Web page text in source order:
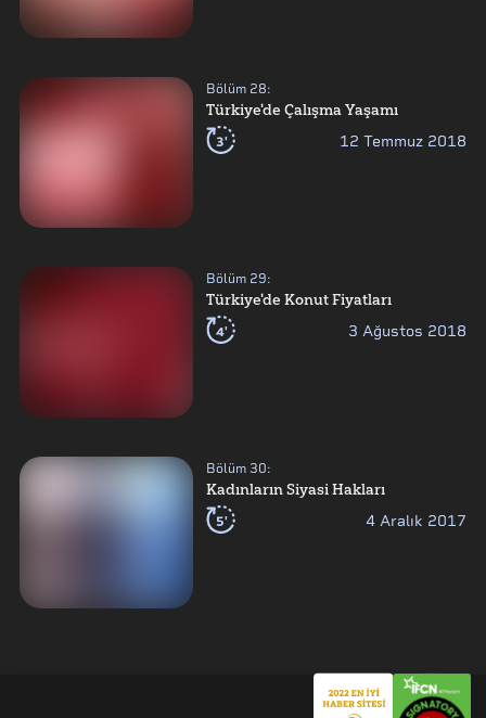
Bölüm 28:
Türkiye'de Çalışma Yaşamı
3' 12 Temmuz 2018
Bölüm 29:
Türkiye'de Konut Fiyatları
4' 3 Ağustos 2018
Bölüm 30:
Kadınların Siyasi Hakları
5' 4 Aralık 2017